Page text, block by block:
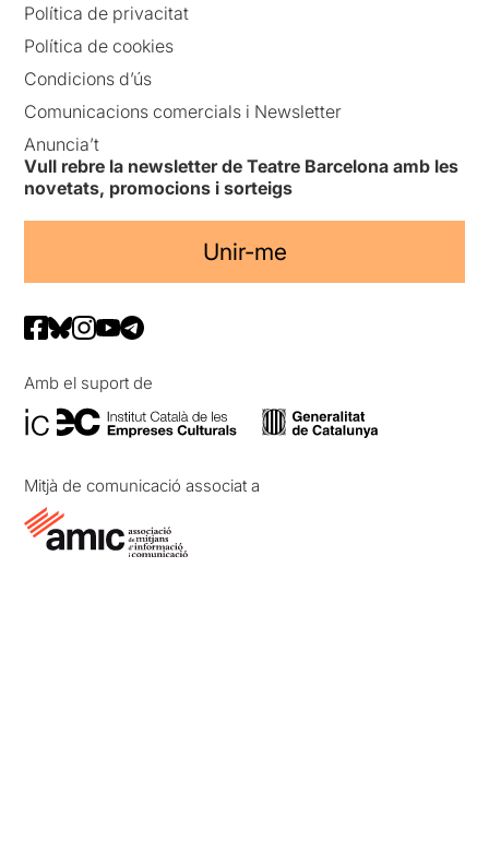
Política de privacitat
Política de cookies
Condicions d’ús
Comunicacions comercials i Newsletter
Anuncia’t
Vull rebre la newsletter de Teatre Barcelona amb les
novetats, promocions i sorteigs
Unir-me
Amb el suport de
Mitjà de comunicació associat a